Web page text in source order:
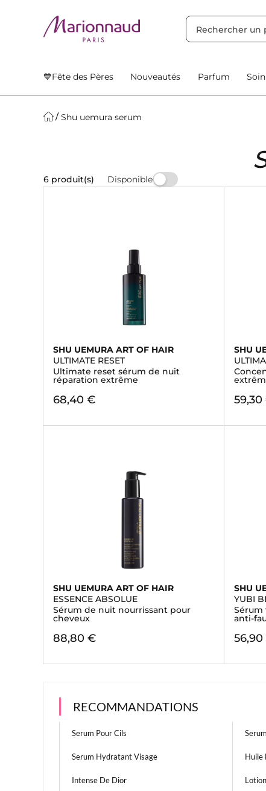
💙Fête des Pères Nouveautés Parfum
Shu uemura serum
6 produit(s) Disponible
SHU UEMURA ART OF HAIR
ULTIMATE RESET
Ultimate reset sérum de nuit
réparation extrême
68,40 €
SHU
SHU UEMURA ART OF HAIR
ESSENCE ABSOLUE
Sérum de nuit nourrissant pour
cheveux
88,80 €
SHU
YUBI
anti-
RECOMMANDATIONS
Serum Pour Cils
Serum Hydratant Visage Huile
Intense De Dior